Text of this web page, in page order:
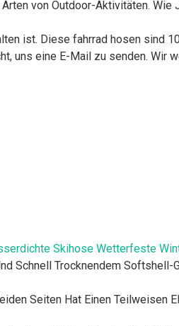
von Outdoor-Aktivitäten. Wie
ist. Diese fahrrad hosen sind
uns eine E-Mail zu senden. Wir
Skihose Wetterfeste
Schnell Trocknendem Softshell-
Seiten Hat Einen Teilweisen